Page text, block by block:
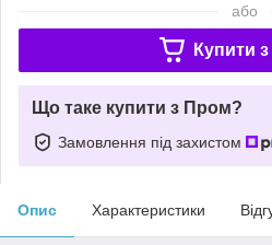
або
Купити з
Що таке купити з Пром?
Замовлення під захистом
Опис Характеристики